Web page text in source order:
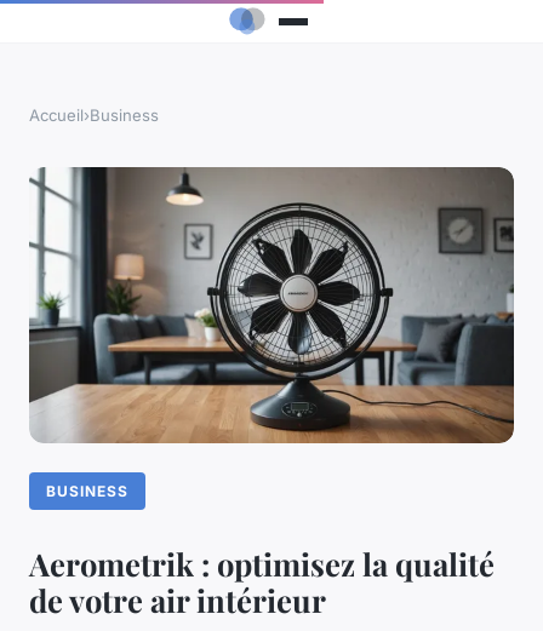
Accueil›Business
BUSINESS
Aerometrik : optimisez la qualité
de votre air intérieur